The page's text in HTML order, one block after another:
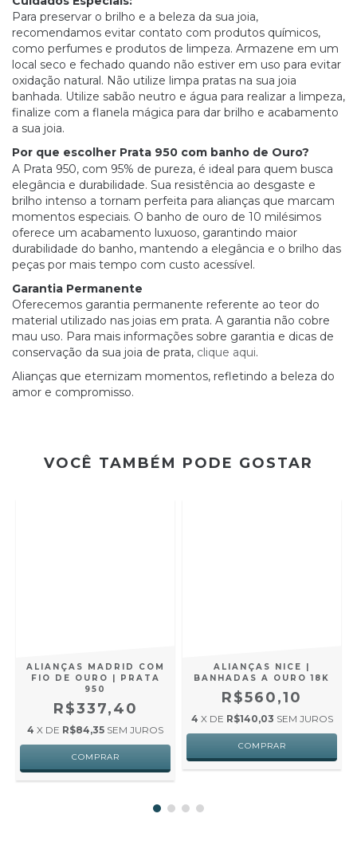
Para preservar o brilho e a beleza da sua joia,
recomendamos evitar contato com produtos químicos,
como perfumes e produtos de limpeza. Armazene em um
local seco e fechado quando não estiver em uso para evitar
oxidação natural. Não utilize limpa pratas na sua joia
banhada. Utilize sabão neutro e água para realizar a limpeza,
finalize com a flanela mágica para dar brilho e acabamento
a sua joia.
Por que escolher Prata 950 com banho de Ouro?
A Prata 950, com 95% de pureza, é ideal para quem busca
elegância e durabilidade. Sua resistência ao desgaste e
brilho intenso a tornam perfeita para alianças que marcam
momentos especiais. O banho de ouro de 10 milésimos
oferece um acabamento luxuoso, garantindo maior
durabilidade do banho, mantendo a elegância e o brilho das
peças por mais tempo com custo acessível.
Garantia Permanente
Oferecemos garantia permanente referente ao teor do
material utilizado nas joias em prata. A garantia não cobre
mau uso. Para mais informações sobre garantia e dicas de
conservação da sua joia de prata, clique aqui.
Alianças que eternizam momentos, refletindo a beleza do
amor e compromisso.
VOCÊ TAMBÉM PODE GOSTAR
ALIANÇAS MADRID COM
FIO DE OURO | PRATA
950
R$337,40
4 X DE R$84,35 SEM JUROS
ALIANÇAS NICE |
BANHADAS A OURO 18K
R$560,10
4 X DE R$140,03 SEM JUROS